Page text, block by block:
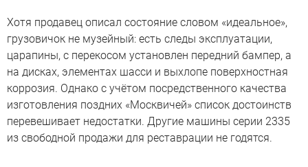
Хотя продавец описал состояние словом «идеальное»,
грузовичок не музейный: есть следы эксплуатации,
царапины, с перекосом установлен передний бампер, а
на дисках, элементах шасси и выхлопе поверхностная
коррозия. Однако с учётом посредственного качества
изготовления поздних «Москвичей» список достоинств
перевешивает недостатки. Другие машины серии 2335
из свободной продажи для реставрации не годятся.